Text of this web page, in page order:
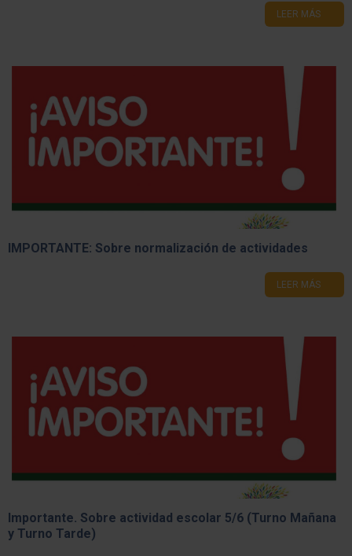
LEER MÁS
IMPORTANTE: Sobre normalización de actividades
LEER MÁS
Importante. Sobre actividad escolar 5/6 (Turno Mañana
y Turno Tarde)